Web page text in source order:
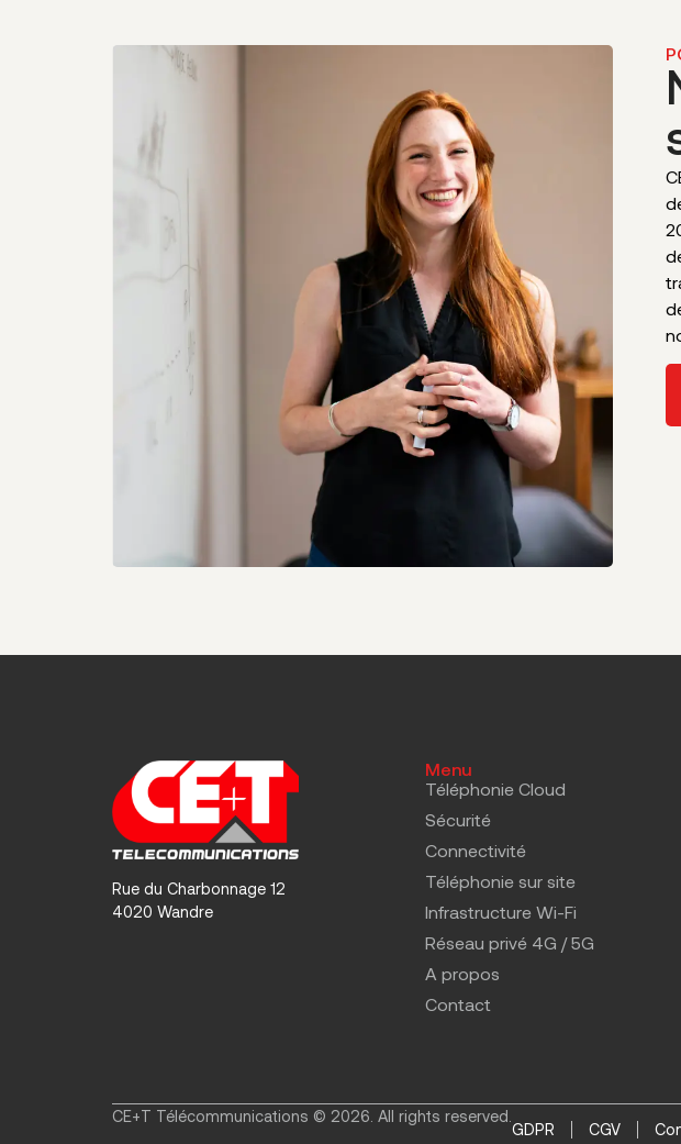
Rue du Charbonnage 12
4020 Wandre
Menu
Téléphonie Cloud
Sécurité
Connectivité
Téléphonie sur site
Infrastructure Wi-Fi
Réseau privé 4G / 5G
A propos
Contact
CE+T Télécommunications © 2026. All rights reserved.
GDPR CGV